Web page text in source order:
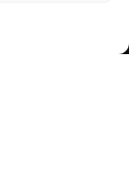
and